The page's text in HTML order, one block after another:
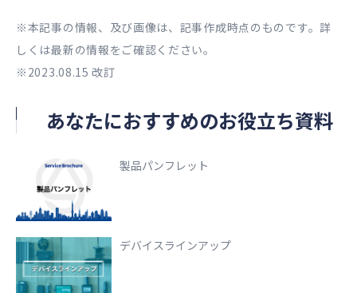
※本記事の情報、及び画像は、記事作成時点のものです。詳
しくは最新の情報をご確認ください。
※2023.08.15 改訂
あなたにおすすめのお役立ち資料
製品パンフレット
デバイスラインアップ